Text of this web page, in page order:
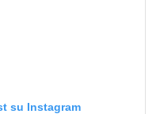
su Instagram